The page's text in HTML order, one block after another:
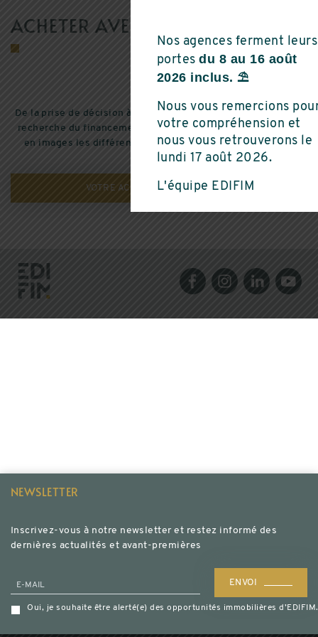
ACHETER AVEC EDIFIM
De la prise de décision à la remise des clés en passant par la
recherche du financement et du choix d’un bien, découvrez
en images les différentes étapes de votre projet d’achat.
VOTRE ACHAT PAS À PAS
NEWSLETTER
Inscrivez-vous à notre newsletter et restez informé des
dernières actualités et avant-premières
E-MAIL ENVOI
Oui, je souhaite être alerté(e) des opportunités immobilières
Nos agences ferment leurs
portesdu 8 au 16 août
2026 inclus. ⛱️
Nous vous remercions
votre compréhension et
nous vous retrouverons le
lundi 17 août 2026.
L'équipe EDIFIM